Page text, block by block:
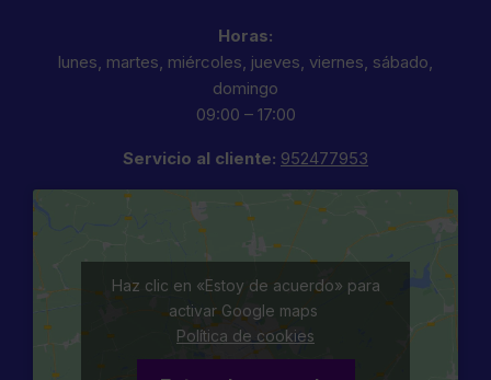
Horas:
lunes, martes, miércoles, jueves, viernes, sábado,
domingo
09:00 – 17:00
Servicio al cliente: 952477953
Haz clic en «Estoy de acuerdo» para
activar Google maps
Política de cookies